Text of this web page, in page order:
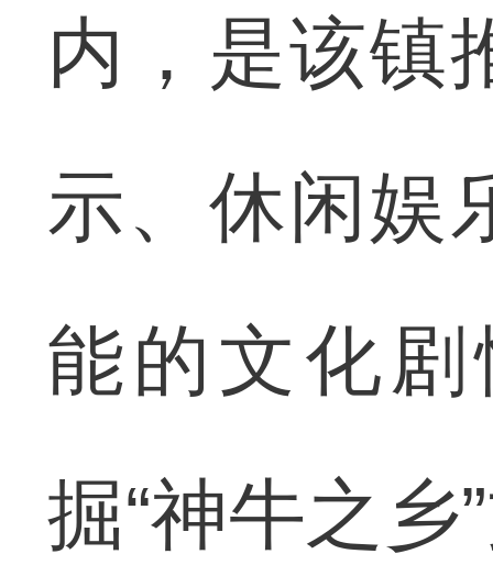
内，是该镇
示、休闲娱
能的文化
掘“神牛之